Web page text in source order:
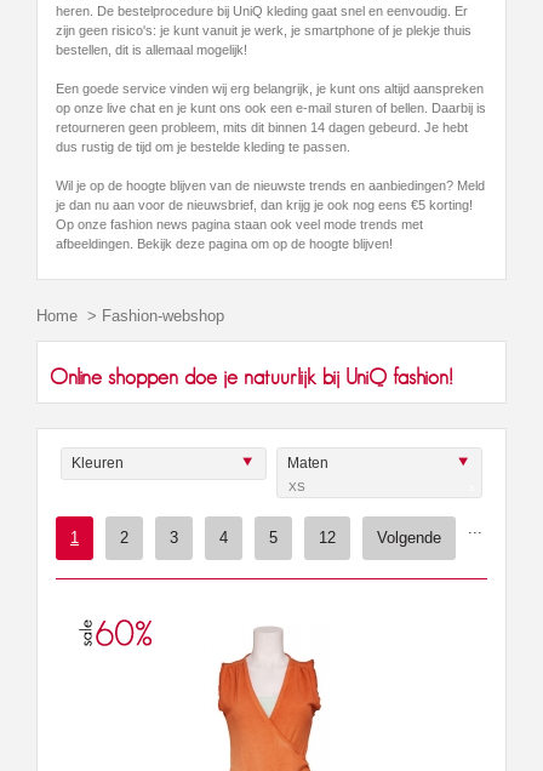
heren. De bestelprocedure bij UniQ kleding gaat snel en eenvoudig. Er
zijn geen risico's: je kunt vanuit je werk, je smartphone of je plekje thuis
bestellen, dit is allemaal mogelijk!
Een goede service vinden wij erg belangrijk, je kunt ons altijd aanspreken
op onze live chat en je kunt ons ook een e-mail sturen of bellen. Daarbij is
retourneren geen probleem, mits dit binnen 14 dagen gebeurd. Je hebt
dus rustig de tijd om je bestelde kleding te passen.
Wil je op de hoogte blijven van de nieuwste trends en aanbiedingen? Meld
je dan nu aan voor de nieuwsbrief, dan krijg je ook nog eens €5 korting!
Op onze fashion news pagina staan ook veel mode trends met
afbeeldingen. Bekijk deze pagina om op de hoogte blijven!
Home > Fashion-webshop
Online shoppen doe je natuurlijk bij UniQ fashion!
Kleuren Maten
XS
1 2 3 4 5 12 Volgende